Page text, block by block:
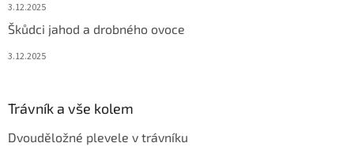
3.12.2025
Škůdci jahod a drobného ovoce
3.12.2025
Trávník a vše kolem
Dvouděložné plevele v trávníku